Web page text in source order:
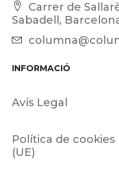
Carrer de
Sabadell,
INFORMACIÓ
Avís Legal
Política de cookies
(UE)